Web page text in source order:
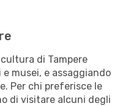
di Tampere
musei, e assaggiando
Per chi preferisce le
di visitare alcuni degli